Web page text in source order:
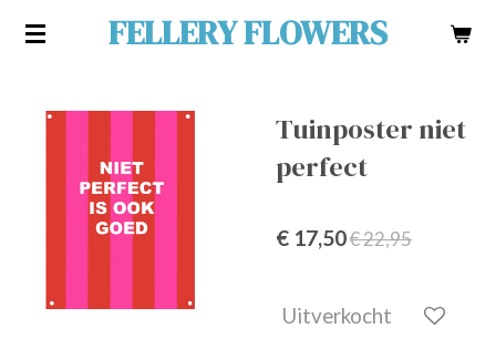
Ga
FELLERY FLOWERS
Tuinposter niet
perfect
€ 17,50€ 22,95
Uitverkocht